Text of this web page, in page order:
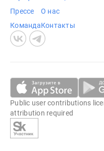
Прессе
Команда
О нас
Контакты
Public user contributions
attribution required